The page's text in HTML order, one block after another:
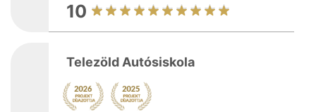
10
Telezöld Autósiskola